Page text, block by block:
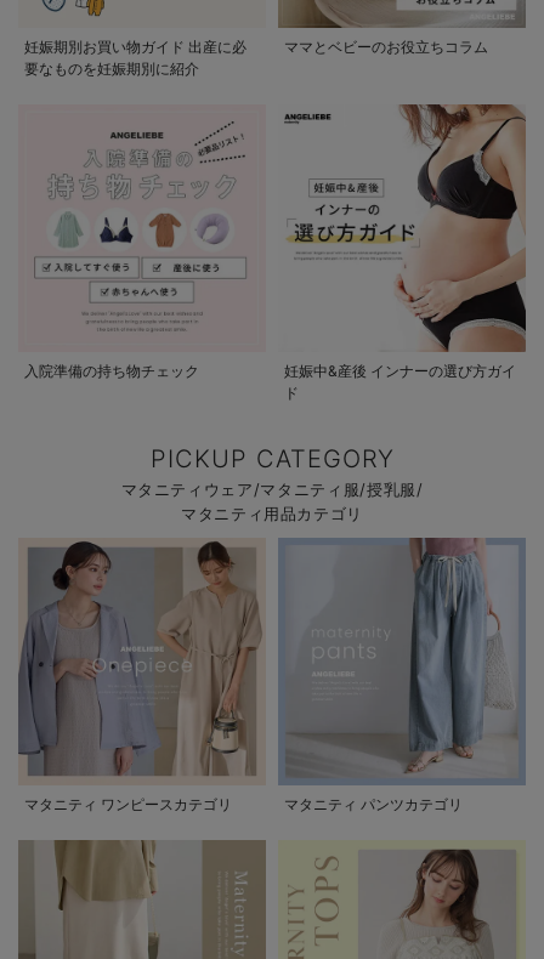
妊娠期別お買い物ガイド 出産に必
要なものを妊娠期別に紹介
ママとベビーのお役立ちコラム
入院準備の持ち物チェック
妊娠中&産後 インナーの選び方ガイ
ド
PICKUP CATEGORY
マタニティウェア/マタニティ服/授乳服/
マタニティ用品カテゴリ
マタニティ ワンピースカテゴリ マタニティ パンツカテゴリ